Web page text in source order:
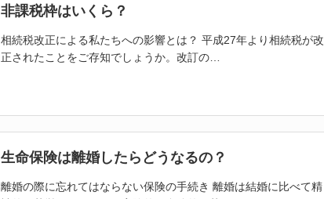
非課税枠はいくら？
相続税改正による私たちへの影響とは？ 平成27年より相続税が改
正されたことをご存知でしょうか。改訂の…
生命保険は離婚したらどうなるの？
離婚の際に忘れてはならない保険の手続き 離婚は結婚に比べて精